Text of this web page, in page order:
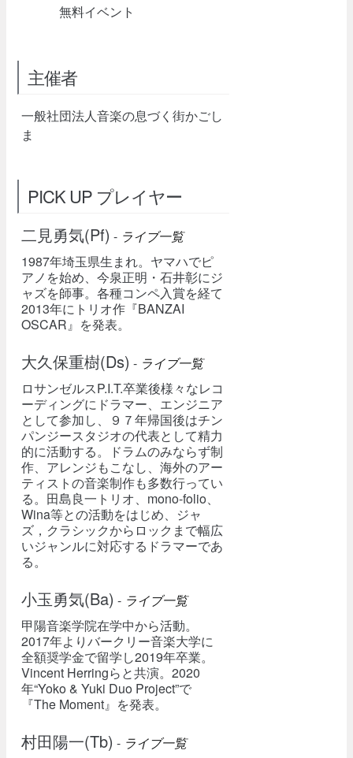
無料イベント
主催者
一般社団法人音楽の息づく街かごし
ま
PICK UP プレイヤー
二見勇気(Pf) - ライブ一覧
1987年埼玉県生まれ。ヤマハでピ
アノを始め、今泉正明・石井彰にジ
ャズを師事。各種コンペ入賞を経て
2013年にトリオ作『BANZAI
OSCAR』を発表。
大久保重樹(Ds) - ライブ一覧
ロサンゼルスP.I.T.卒業後様々なレコ
ーディングにドラマー、エンジニア
として参加し、９７年帰国後はチン
パンジースタジオの代表として精力
的に活動する。ドラムのみならず制
作、アレンジもこなし、海外のアー
ティストの音楽制作も多数行ってい
る。田島良一トリオ、mono-folio、
Wina等との活動をはじめ、ジャ
ズ，クラシックからロックまで幅広
いジャンルに対応するドラマーであ
る。
小玉勇気(Ba) - ライブ一覧
甲陽音楽学院在学中から活動。
2017年よりバークリー音楽大学に
全額奨学金で留学し2019年卒業。
Vincent Herringらと共演。2020
年“Yoko & Yuki Duo Project”で
『The Moment』を発表。
村田陽一(Tb) - ライブ一覧